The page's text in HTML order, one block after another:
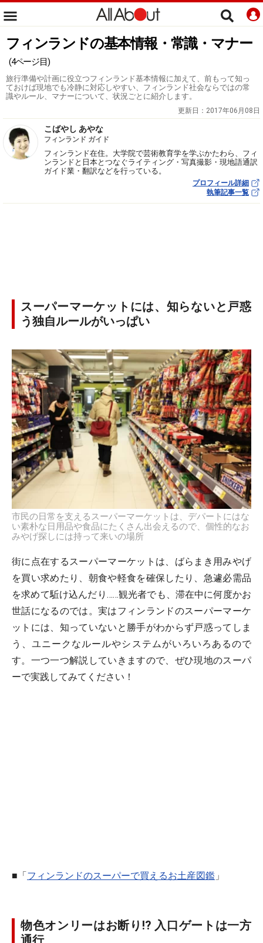
フィンランドの基本情報・常識・マナー
(4ページ目)
旅行準備や計画に役立つフィンランド基本情報に加えて、前もって知っ
ておけば現地でも冷静に対応しやすい、フィンランド社会ならではの常
識やルール、マナーについて、状況ごとに紹介します。
更新日： 2017年06月08日
こばやし あやな
フィンランド ガイド
フィンランド在住。大学院で芸術教育学を学ぶかたわら、フィ
ンランドと日本とつなぐライティング・写真撮影・現地語通訳
ガイド業・翻訳などを行っている。
プロフィール詳細
執筆記事一覧
スーパーマーケットには、知らないと戸惑
う独自ルールがいっぱい
市民の日常を支えるスーパーマーケットは、デパートにはな
い素朴な日用品や食品にたくさん出会えるので、個性的なお
みやげ探しには持って来いの場所
街に点在するスーパーマーケットは、ばらまき用みやげ
を買い求めたり、朝食や軽食を確保したり、急遽必需品
を求めて駈け込んだり……観光者でも、滞在中に何度かお
世話になるのでは。実はフィンランドのスーパーマーケ
ットには、知っていないと勝手がわからず戸惑ってしま
う、ユニークなルールやシステムがいろいろあるので
す。一つ一つ解説していきますので、ぜひ現地のスーパ
ーで実践してみてください！
■「 フィンランドのスーパーで買えるお土産図鑑 」
物色オンリーはお断り!? 入口ゲートは一方